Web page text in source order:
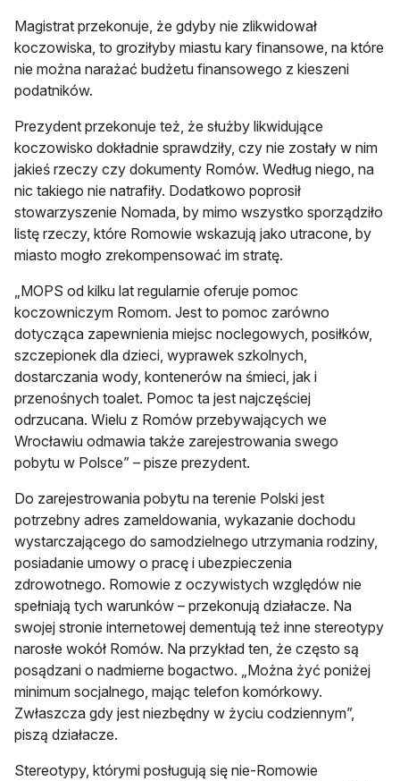
Magistrat przekonuje, że gdyby nie zlikwidował
koczowiska, to groziłyby miastu kary finansowe, na które
nie można narażać budżetu finansowego z kieszeni
podatników.
Prezydent przekonuje też, że służby likwidujące
koczowisko dokładnie sprawdziły, czy nie zostały w nim
jakieś rzeczy czy dokumenty Romów. Według niego, na
nic takiego nie natrafiły. Dodatkowo poprosił
stowarzyszenie Nomada, by mimo wszystko sporządziło
listę rzeczy, które Romowie wskazują jako utracone, by
miasto mogło zrekompensować im stratę.
„MOPS od kilku lat regularnie oferuje pomoc
koczowniczym Romom. Jest to pomoc zarówno
dotycząca zapewnienia miejsc noclegowych, posiłków,
szczepionek dla dzieci, wyprawek szkolnych,
dostarczania wody, kontenerów na śmieci, jak i
przenośnych toalet. Pomoc ta jest najczęściej
odrzucana. Wielu z Romów przebywających we
Wrocławiu odmawia także zarejestrowania swego
pobytu w Polsce” – pisze prezydent.
Do zarejestrowania pobytu na terenie Polski jest
potrzebny adres zameldowania, wykazanie dochodu
wystarczającego do samodzielnego utrzymania rodziny,
posiadanie umowy o pracę i ubezpieczenia
zdrowotnego. Romowie z oczywistych względów nie
spełniają tych warunków – przekonują działacze. Na
swojej stronie internetowej dementują też inne stereotypy
narosłe wokół Romów. Na przykład ten, że często są
posądzani o nadmierne bogactwo. „Można żyć poniżej
minimum socjalnego, mając telefon komórkowy.
Zwłaszcza gdy jest niezbędny w życiu codziennym”,
piszą działacze.
Stereotypy, którymi posługują się nie-Romowie